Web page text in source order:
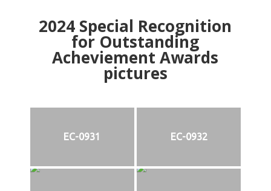
2024 Special Recognition
for Outstanding
Acheviement Awards
pictures
EC-0931 EC-0932